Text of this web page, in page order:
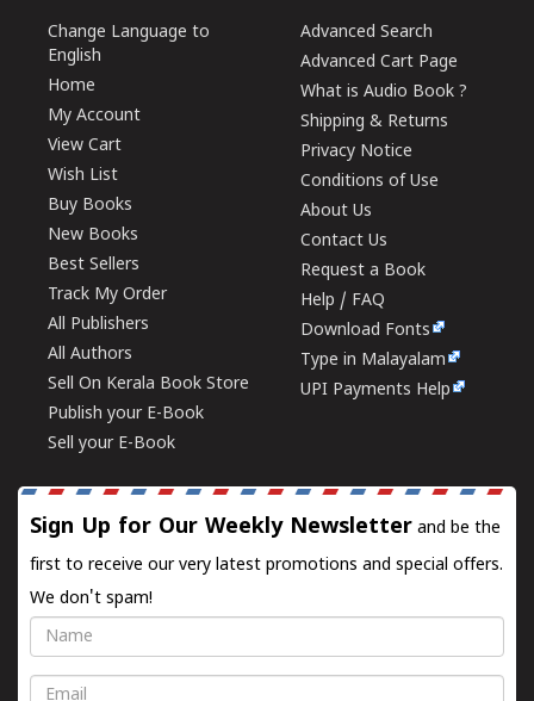
Change Language to
English
Home
My Account
View Cart
Wish List
Buy Books
New Books
Best Sellers
Track My Order
All Publishers
All Authors
Sell On Kerala Book Store
Publish your E-Book
Sell your E-Book
Advanced Search
Advanced Cart Page
What is Audio Book ?
Shipping & Returns
Privacy Notice
Conditions of Use
About Us
Contact Us
Request a Book
Help / FAQ
Download Fonts
Type in Malayalam
UPI Payments Help
Sign Up for Our Weekly Newsletter and be the
first to receive our very latest promotions and special offers.
We don't spam!
Name
Email